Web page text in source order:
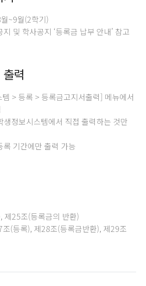
~9월(2학기)
및 학사공지 ‘등록금 납부 안내’ 참고
력
> 등록 > 등록금고지서출력] 메뉴에서
생정보시스템에서 직접 출력하는 것만
록 기간에만 출력 가능
제25조(등록금의 반환)
(등록), 제28조(등록금반환), 제29조